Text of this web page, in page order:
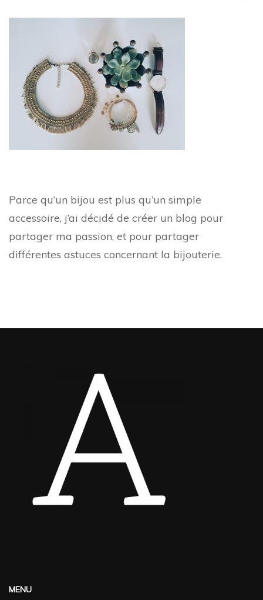
Parce qu’un bijou est plus qu’un simple
accessoire, j’ai décidé de créer un blog pour
partager ma passion, et pour partager
différentes astuces concernant la bijouterie.
MENU